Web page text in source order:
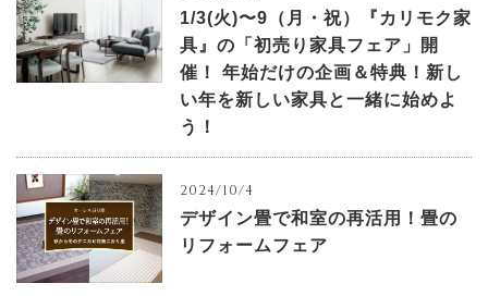
1/3(火)〜9（月・祝）『カリモク家
具』の「初売り家具フェア」開
催！ 年始だけの企画＆特典！新し
い年を新しい家具と一緒に始めよ
う！
2024/10/4
デザイン畳で和室の再活用！畳の
リフォームフェア